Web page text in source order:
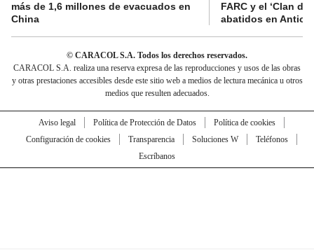
más de 1,6 millones de evacuados en
China
FARC y el ‘Clan
abatidos en
© CARACOL S.A. Todos los derechos reservados.
CARACOL S.A. realiza una reserva expresa de las reproducciones y usos de las obras
y otras prestaciones accesibles desde este sitio web a medios de lectura mecánica u otros
medios que resulten adecuados.
Aviso legal Política de Protección de Datos
Política de cookies
Configuración de cookies
Transparencia Soluciones W
Teléfonos
Escríbanos